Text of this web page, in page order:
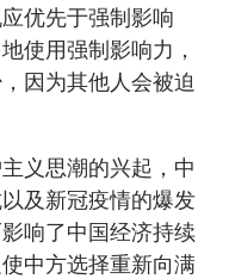
优先于强制影响
使用强制影响力，
因为其他人会被迫
义思潮的兴起，中
及新冠疫情的爆发
响了中国经济持续
中方选择重新向满